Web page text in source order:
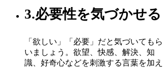
3.必要性を気づかせる
「欲しい」「必要」だと気づいてもら
いましょう。欲望、快感、解決、知
識、好奇心などを刺激する言葉を加え